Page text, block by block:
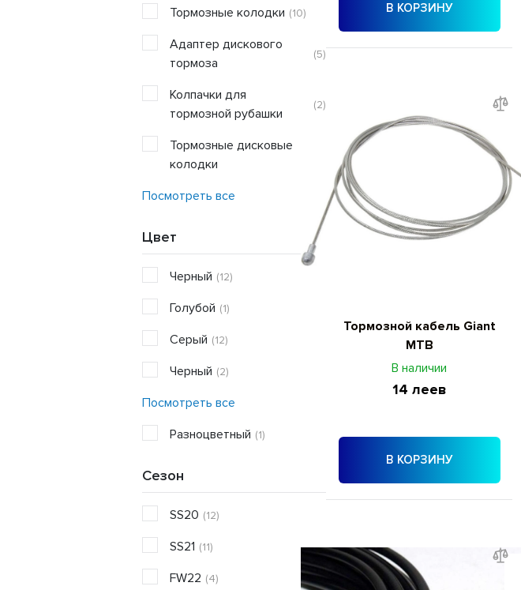
Тормозные колодки (10)
Адаптер дискового
тормоза
(5)
Колпачки для
тормозной рубашки
(2)
Тормозные дисковые
колодки
Посмотреть все
Цвет
Черный (12)
Голубой (1)
Серый (12)
Черный (2)
Посмотреть все
Pазноцветный (1)
Сезон
SS20 (12)
SS21 (11)
FW22 (4)
В КОРЗИНУ
Тормозной кабель Giant
MTB
В наличии
14 леев
В КОРЗИНУ